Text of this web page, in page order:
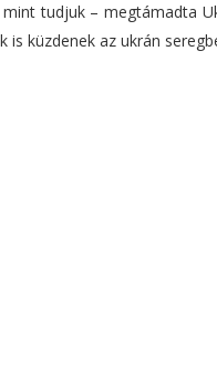
tudjuk – megtámadta
is küzdenek az ukrán